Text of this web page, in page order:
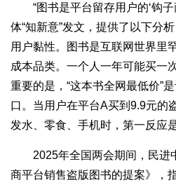
“图书是平台留存用户的‘钩子
体“知新意”发文，提供了以下分
用户黏性。图书是互联网世界里
成本品类。一个人一年可能买一
重要的是，“这本书全网最低价”
口。当用户在平台A买到9.9元的
发水、零食、手机时，第一反应
2025年全国两会期间，民进
商平台销售盗版图书的提案》，